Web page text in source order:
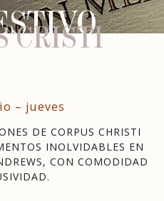
CRISTI
– jueves
DE CORPUS CHRISTI
INOLVIDABLES EN
CON COMODIDAD